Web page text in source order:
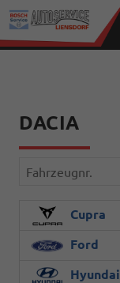
DACIA
Fahrzeugnr.
Cupra
Ford
Hyundai